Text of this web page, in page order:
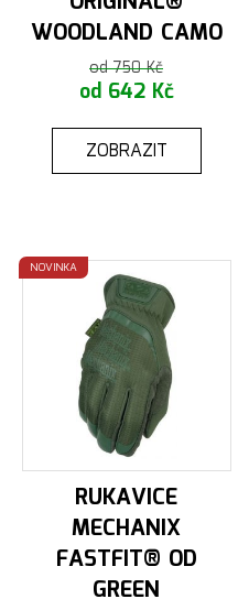
WOODLAND CAMO
od 750 Kč
od 642 Kč
ZOBRAZIT
NOVINKA
RUKAVICE
MECHANIX
FASTFIT® OD
GREEN